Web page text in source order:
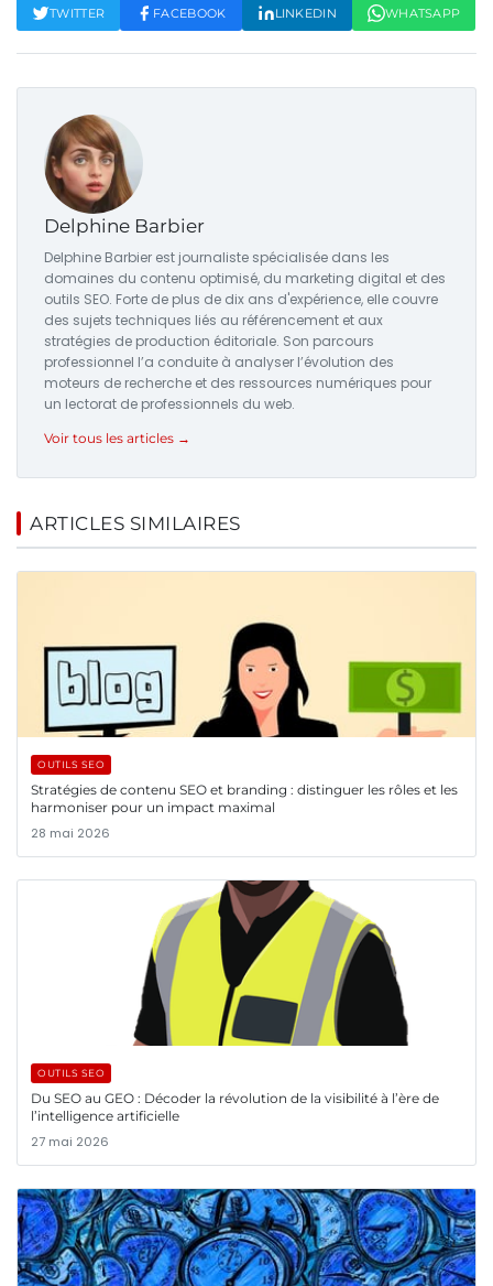
TWITTER FACEBOOK LINKEDIN WHATSAPP
Delphine Barbier
Delphine Barbier est journaliste spécialisée dans les
domaines du contenu optimisé, du marketing digital et des
outils SEO. Forte de plus de dix ans d'expérience, elle couvre
des sujets techniques liés au référencement et aux
stratégies de production éditoriale. Son parcours
professionnel l’a conduite à analyser l’évolution des
moteurs de recherche et des ressources numériques pour
un lectorat de professionnels du web.
Voir tous les articles →
ARTICLES SIMILAIRES
OUTILS SEO
Stratégies de contenu SEO et branding : distinguer les rôles et les
harmoniser pour un impact maximal
28 mai 2026
OUTILS SEO
Du SEO au GEO : Décoder la révolution de la visibilité à l’ère de
l’intelligence artificielle
27 mai 2026